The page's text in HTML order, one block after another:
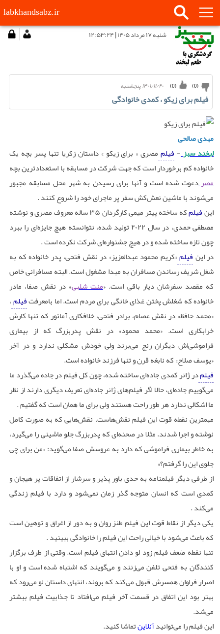
labkhandsabz.ir
شنبه ۱۷ مرداد ۱۴۰۵ | ۱۲:۵۳:۲۴
۱۴۰۱/۱۱/۲۰ پنجشنبه (
0
) (
0
)
فیلم برای زیکو ، کمدی خانوادگی
مهدی صالحی
لبخند سبز- فیلم مصری « برای زیکو » داستان زکریا تنها پسر بچه یک
خانواده کم برخوردار است که جهت شرکت در مسابقه با استعداد‌ترین بچه
مصردعوت شده است و آنها برای رسیدن به شهر محل مسابقه مجبور
می‌شوند با ماشین نعش‌کش سفر پر ماجرای خود را شروع کنند .
اینفیلم
که ساخته پیتر میمی کارگردان ۳۵ ساله معروف مصری و نوشته
مصطفی حمدی، در سال ۲۰۲۲ تولید شده، نتوانسته هیچ جایزه‌ای را ببرد
چون تازه ساخته شده و در هیچ جشنواره‌ای شرکت نکرده است .
در این فیلم«کریم محمود عبدالعزیز» در نقش فتحی، پدر خانواده که به
شغل شریف رساندن مسافران به مبدا مشغول است. البته مسافرانی خاص
که مقصد سفرشان دیار باقی است. «منت شلبی» در نقش صفا، مادر
خانواده که شغلش پختن غذای خانگی برای مردم است. اما بامعرفتفیلم،
«محمد حافظ» در نقش عصام، برادر فتحی، خلافکاری آماتور که تنها کارش
خرابکاری است. «محمد محمود» در نقش پدربزرگ که از بیماری
فراموشی‌اش دیگران رنج می‌برند ولی خودش مشکلی ندارد و در آخر
«یوسف صلاح» که نابغه قرن و تنها فرزند خانواده است.
فیلمدر ژانر کمدی جاده‌ای ساخته شده، چون کل فیلم در جاده می‌گذرد ما
می‌گوییم جاده‌ای، حالا اگر فیلم‌های ژانر جاده‌ای تعریف دیگری دارند از نظر
ما اشکالی ندارد هر طور راحت هستند ولی برای ما همان است که گفتیم .
مهمترین نقطه قوت این فیلم نقش‌هاست. نقش‌هایی که به صورت کامل
نوشته و اجرا شدند. مثلا در صحنه‌ای که پدربزرگ جلو ماشینی را می‌گیرد،
به خاطر بیماری فراموشی که دارد به عروسش صفا می‌گوید: «من برای چی
جلوی این را گرفتم؟»
از طرفی دیگر فیلمنامه به حدی باور پذیر و سرشار از اتفاقات پر هیجان و
کمدی است که انسان متوجه گذر زمان نمی‌شود و دارد با فیلم زندگی
می‌کند .
یکی دیگر از نقاط قوت این فیلم طنز روان و به دور از اغراق و توهین است
که باعث می‌شود با خیالی راحت این فیلم را خانوادگی ببینید .
تنها نقطه ضعف فیلم زود لو دادن انتهای فیلم است. وقتی از طرف برگزار
کنندگان به فتحی تلفن می‌زنند و می‌گویند که اشتباه شده است و او با
اصرار فراوان همسرش قبول می‌کند که بروند، انتهای داستان لو می‌رود که
بهتر بود این اتفاق در قسمت آخر فیلم می‌افتاد تا جذابیت فیلم ببشتر
می‌شد.
این فیلم را می‌توانیدآنلاینتماشا کنید.